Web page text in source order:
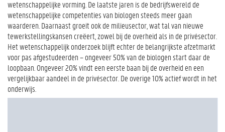
wetenschappelijke vorming. De laatste jaren is de bedrijfswereld de
wetenschappelijke competenties van biologen steeds meer gaan
waarderen. Daarnaast groeit ook de milieusector, wat tal van nieuwe
tewerkstellingskansen creëert, zowel bij de overheid als in de privésector.
Het wetenschappelijk onderzoek blijft echter de belangrijkste afzetmarkt
voor pas afgestudeerden – ongeveer 50% van de biologen start daar de
loopbaan. Ongeveer 20% vindt een eerste baan bij de overheid en een
vergelijkbaar aandeel in de privésector. De overige 10% actief wordt in het
onderwijs.